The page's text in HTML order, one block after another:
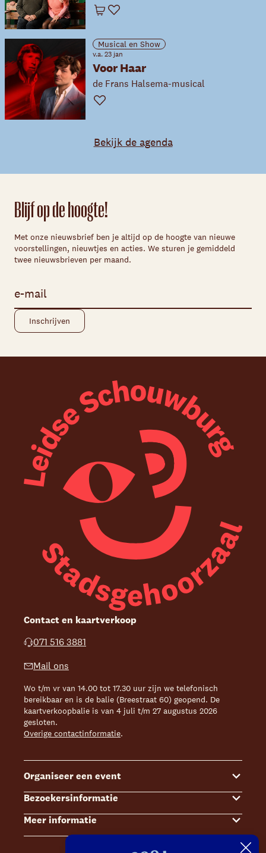
Winkelwagen
Favoriet
Musical en Show
v.a. 23 jan
Voor Haar
de Frans Halsema-musical
Favoriet
Bekijk de agenda
Blijf op de hoogte!
Met onze nieuwsbrief ben je altijd op de hoogte van nieuwe
voorstellingen, nieuwtjes en acties. We sturen je gemiddeld
twee nieuwsbrieven per maand.
Contact en kaartverkoop
071 516 3881
Mail ons
Wo t/m vr van 14.00 tot 17.30 uur zijn we telefonisch
bereikbaar en is de balie (Breestraat 60) geopend. De
kaartverkoopbalie is van 4 juli t/m 27 augustus 2026
gesloten.
Overige contactinformatie.
Organiseer een event
Events
Zalenoverzicht
Contact Sales & Events
Bezoekersinformatie
Kaartverkoop
Bereikbaarheid
Meer informatie